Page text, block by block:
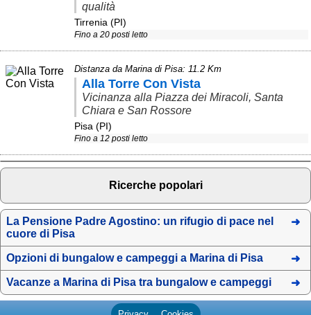
qualità
Tirrenia (PI)
Fino a 20 posti letto
Distanza da Marina di Pisa: 11.2 Km
Alla Torre Con Vista
Vicinanza alla Piazza dei Miracoli, Santa
Chiara e San Rossore
Pisa (PI)
Fino a 12 posti letto
Ricerche popolari
La Pensione Padre Agostino: un rifugio di pace nel
cuore di Pisa
Opzioni di bungalow e campeggi a Marina di Pisa
Vacanze a Marina di Pisa tra bungalow e campeggi
Sci
Altro
Cerca le offerte per regione
(214)
Basilicata(63)
Campania (363)
Emilia - Romagna
Friuli - Venezia Giulia
(39)
Lazio(318)